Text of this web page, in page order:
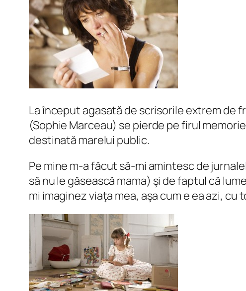
La început agasată de scrisorile extrem de
(Sophie Marceau) se pierde pe firul
destinată marelui public.
Pe mine m-a făcut să-mi amintesc de
să nu le găsească mama) şi de faptul că
mi imaginez viaţa mea, aşa cum e ea azi,